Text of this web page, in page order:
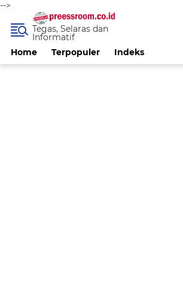
-->
Home Terpopuler Indeks
Tegas, Selaras dan
Informatif